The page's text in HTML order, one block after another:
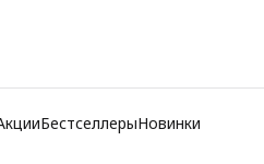
БестселлерыНовинки